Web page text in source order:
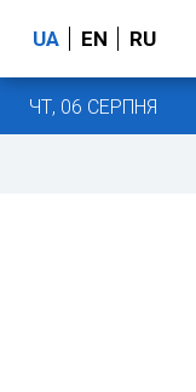
UA EN RU
ЧТ, 06 СЕРПНЯ